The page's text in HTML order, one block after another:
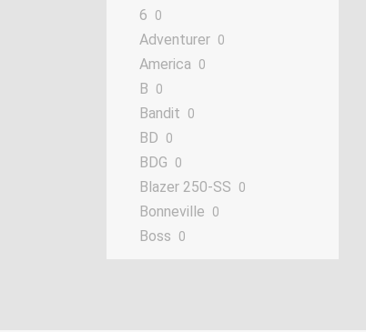
6 0
Adventurer 0
America 0
B 0
Bandit 0
BD 0
BDG 0
Blazer 250-SS 0
Bonneville 0
Boss 0